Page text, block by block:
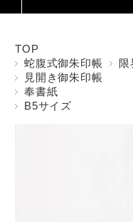
TOP
蛇腹式御朱印帳
限
見開き御朱印帳
奉書紙
B5サイズ